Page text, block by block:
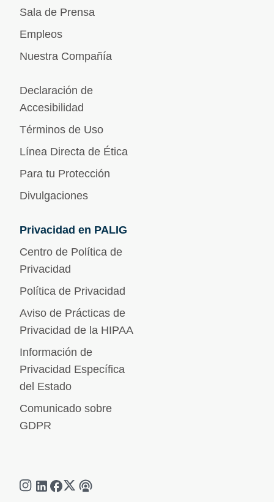
Sala de Prensa
Empleos
Nuestra Compañía
Declaración de
Accesibilidad
Términos de Uso
Línea Directa de Ética
Para tu Protección
Divulgaciones
Privacidad en PALIG
Centro de Política de
Privacidad
Política de Privacidad
Aviso de Prácticas de
Privacidad de la HIPAA
Información de
Privacidad Específica
del Estado
Comunicado sobre
GDPR